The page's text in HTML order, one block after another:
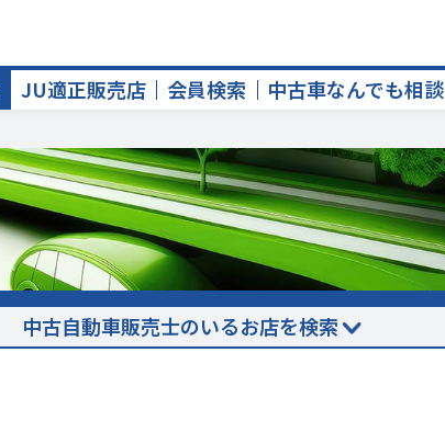
JU適正販売店 会員検索 中古車なんでも相談
中古自動車販売士のいるお店を検索